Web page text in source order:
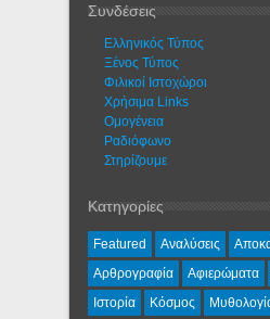
Συνδέσεις
Ελληνικός Τύπος
Ξένος Τύπος
Φιλικοί Ιστοχώροι
Χρήσιμα Links
Ομογένεια
Ραδιόφωνο
Στηρίζουμε
Κατηγορίες
Featured Αναλύσεις
Αρθρογραφία
Αφιερώματα
Ιστορία
Κόσμος